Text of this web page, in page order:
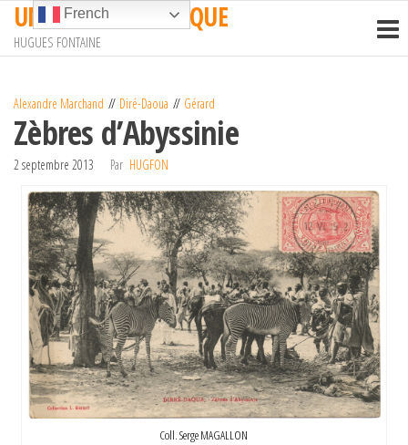
Passer
contenu
UN TRAIN EN AFRIQUE
HUGUES FONTAINE
Alexandre Marchand Diré-Daoua Gérard
Zèbres d’Abyssinie
2 septembre 2013 Par HUGFON
Coll. Serge MAGALLON
French